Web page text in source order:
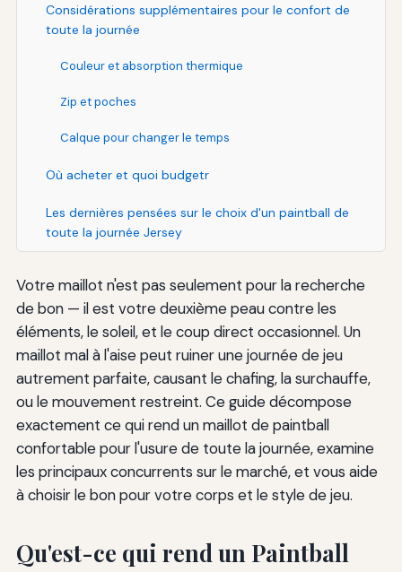
Considérations supplémentaires pour le confort de
toute la journée
Couleur et absorption thermique
Zip et poches
Calque pour changer le temps
Où acheter et quoi budgetr
Les dernières pensées sur le choix d'un paintball de
toute la journée Jersey
Votre maillot n'est pas seulement pour la recherche
de bon — il est votre deuxième peau contre les
éléments, le soleil, et le coup direct occasionnel. Un
maillot mal à l'aise peut ruiner une journée de jeu
autrement parfaite, causant le chafing, la surchauffe,
ou le mouvement restreint. Ce guide décompose
exactement ce qui rend un maillot de paintball
confortable pour l'usure de toute la journée, examine
les principaux concurrents sur le marché, et vous aide
à choisir le bon pour votre corps et le style de jeu.
Qu'est-ce qui rend un Paintball